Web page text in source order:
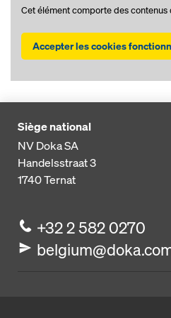
Cet élément comporte des contenus
Accepter les cookies
Siège national
NV Doka SA
Handelsstraat 3
1740Ternat
+32 2 582 0270